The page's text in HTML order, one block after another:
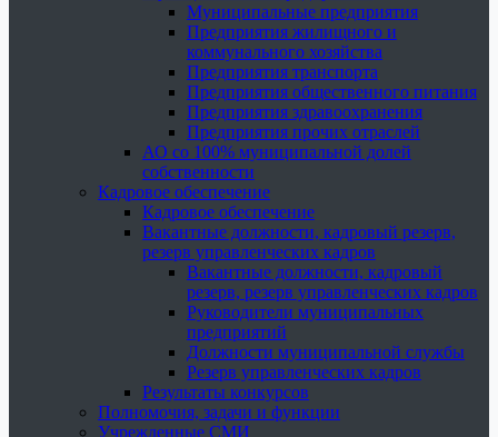
Муниципальные предприятия
Предприятия жилищного и
коммунального хозяйства
Предприятия транспорта
Предприятия общественного питания
Предприятия здравоохранения
Предприятия прочих отраслей
АО со 100% муниципальной долей
собственности
Кадровое обеспечение
Кадровое обеспечение
Вакантные должности, кадровый резерв,
резерв управленческих кадров
Вакантные должности, кадровый
резерв, резерв управленческих кадров
Руководители муниципальных
предприятий
Должности муниципальной службы
Резерв управленческих кадров
Результаты конкурсов
Полномочия, задачи и функции
Учрежденные СМИ